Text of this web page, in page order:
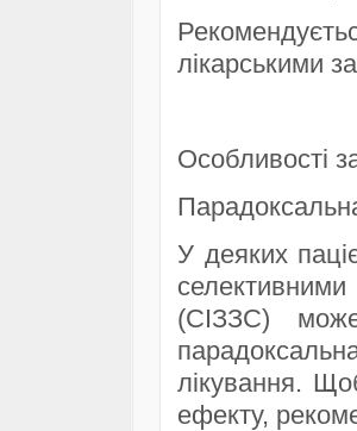
лікарськими
Особливості
У деяких
(СІЗЗС)
лікування.
ефекту,